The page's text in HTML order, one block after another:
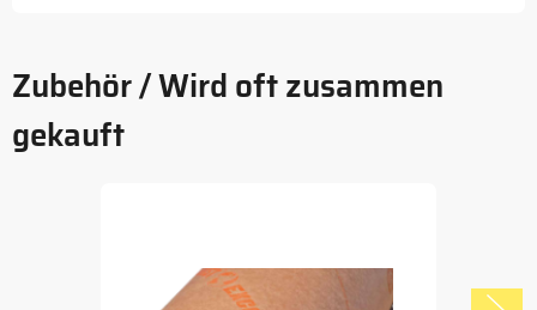
Zubehör / Wird oft zusammen
gekauft